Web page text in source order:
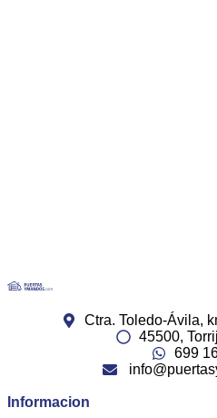
Ctra. Toledo-Ávila,
45500,
699
Informacion